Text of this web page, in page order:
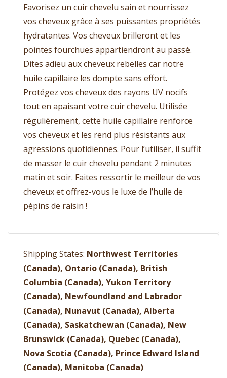
Favorisez un cuir chevelu sain et nourrissez
vos cheveux grâce à ses puissantes propriétés
hydratantes. Vos cheveux brilleront et les
pointes fourchues appartiendront au passé.
Dites adieu aux cheveux rebelles car notre
huile capillaire les dompte sans effort.
Protégez vos cheveux des rayons UV nocifs
tout en apaisant votre cuir chevelu. Utilisée
régulièrement, cette huile capillaire renforce
vos cheveux et les rend plus résistants aux
agressions quotidiennes. Pour l’utiliser, il suffit
de masser le cuir chevelu pendant 2 minutes
matin et soir. Faites ressortir le meilleur de vos
cheveux et offrez-vous le luxe de l’huile de
pépins de raisin !
Shipping States: Northwest Territories
(Canada), Ontario (Canada), British
Columbia (Canada), Yukon Territory
(Canada), Newfoundland and Labrador
(Canada), Nunavut (Canada), Alberta
(Canada), Saskatchewan (Canada), New
Brunswick (Canada), Quebec (Canada),
Nova Scotia (Canada), Prince Edward Island
(Canada), Manitoba (Canada)